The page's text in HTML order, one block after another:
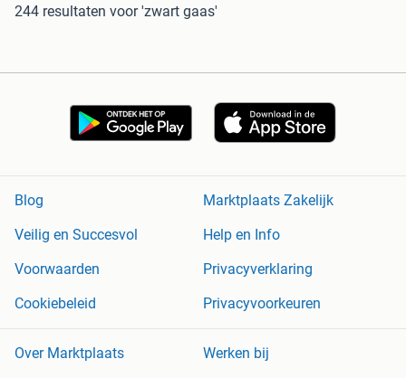
244 resultaten voor 'zwart gaas'
Blog
Marktplaats Zakelijk
Veilig en Succesvol
Help en Info
Voorwaarden
Privacyverklaring
Cookiebeleid
Privacyvoorkeuren
Over Marktplaats
Werken bij